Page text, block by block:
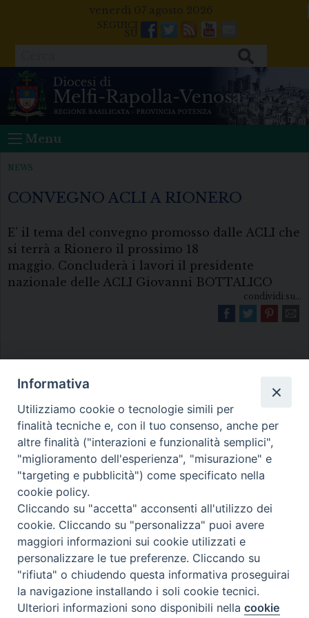
venerdì 07 agosto 2026
Facebook
Twitter
FeedsYoutube
Mail
Menu
NEWS
CONVEGNO ACLI A RIONERO
E’ il tema del convegno promosso dalle ACLI che
si terrà a Rionero il prossimo 18
maggio. Concluderà i lavori il presidente
nazionale delle ACLI Giovanni BOTTALICO
condividi su...
Diocesi di Melfi Rapolla Venosa
• Largo Duomo, 12 - 85025 MELFI (PZ) •
Tel. 0972238604
PEC ufficiale della Diocesi:
diocesi.melfi_rapolla_venosa@legalmail.it
Preferenze Cookie
Informativa
Utilizziamo cookie o tecnologie simili per
finalità tecniche e, con il tuo consenso, anche per
altre finalità ("interazioni e funzionalità semplici",
"miglioramento dell'esperienza", "misurazione" e
"targeting e pubblicità") come specificato nella
cookie policy.
Cliccando su "accetta" acconsenti all'utilizzo dei
cookie. Cliccando su "personalizza" puoi avere
maggiori informazioni sui cookie utilizzati e
personalizzare le tue preferenze. Cliccando su
"rifiuta" o chiudendo questa informativa proseguirai
la navigazione installando i soli cookie tecnici.
Ulteriori informazioni sono disponibili nellacookie